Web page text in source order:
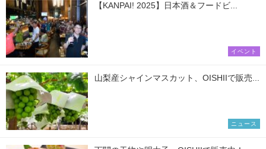
【KANPAI! 2025】日本酒＆フードビ...
イベント
山梨産シャインマスカット、OISHIIで販売...
ニュース